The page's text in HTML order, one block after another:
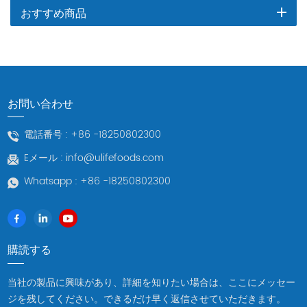
おすすめ商品
お問い合わせ
電話番号 : +86 -18250802300
Eメール : info@ulifefoods.com
Whatsapp : +86 -18250802300
購読する
当社の製品に興味があり、詳細を知りたい場合は、ここにメッセー
ジを残してください。できるだけ早く返信させていただきます。